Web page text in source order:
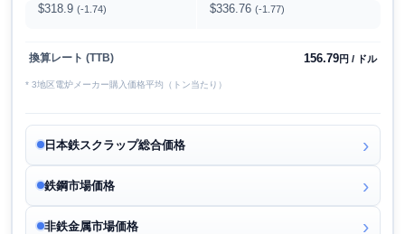
$318.9 (-1.74) $336.76 (-1.77)
換算レート (TTB) 156.79円 / ドル
* 3地区電炉メーカー購入価格平均（トン当たり）
日本鉄スクラップ総合価格
鉄鋼市場価格
非鉄金属市場価格